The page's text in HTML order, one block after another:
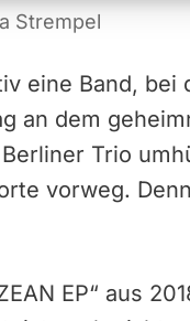
Strempel
eine Band,
an dem
Trio
vorweg.
EP“ aus